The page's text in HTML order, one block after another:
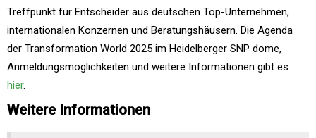
Treffpunkt für Entscheider aus deutschen Top-Unternehmen,
internationalen Konzernen und Beratungshäusern. Die Agenda
der Transformation World 2025 im Heidelberger SNP dome,
Anmeldungsmöglichkeiten und weitere Informationen gibt es
hier.
Weitere Informationen